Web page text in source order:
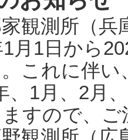
観測所（
月1日から
これに伴い
、1月、2月
すので、